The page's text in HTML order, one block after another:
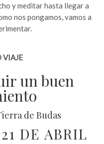
y meditar hasta llegar a
nos pongamos, vamos a
VIAJE
un buen
de Budas
DE ABRIL